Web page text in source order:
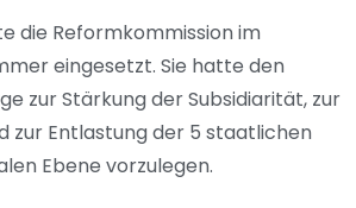
die Reformkommission im
eingesetzt. Sie hatte den
zur Stärkung der Subsidiarität, zur
zur Entlastung der 5 staatlichen
Ebene vorzulegen.